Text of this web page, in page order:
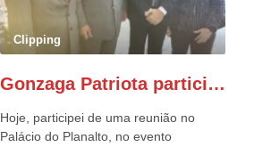
Clipping
Gonzaga Patriota participa de evento em prol do desenvolvimento do Nordeste
Hoje, participei de uma reunião no
Palácio do Planalto, no evento